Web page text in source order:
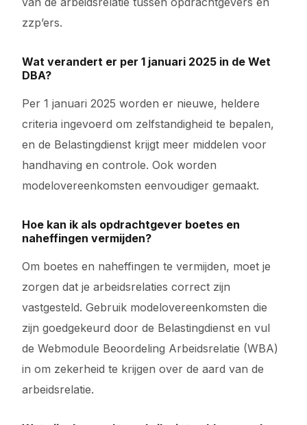
zzp’ers.
Wat verandert er per 1 januari 2025 in de Wet
DBA?
Per 1 januari 2025 worden er nieuwe, heldere
criteria ingevoerd om zelfstandigheid te bepalen,
en de Belastingdienst krijgt meer middelen voor
handhaving en controle. Ook worden
modelovereenkomsten eenvoudiger gemaakt.
Hoe kan ik als opdrachtgever boetes en
naheffingen vermijden?
Om boetes en naheffingen te vermijden, moet je
zorgen dat je arbeidsrelaties correct zijn
vastgesteld. Gebruik modelovereenkomsten die
zijn goedgekeurd door de Belastingdienst en vul
de Webmodule Beoordeling Arbeidsrelatie (WBA)
in om zekerheid te krijgen over de aard van de
arbeidsrelatie.